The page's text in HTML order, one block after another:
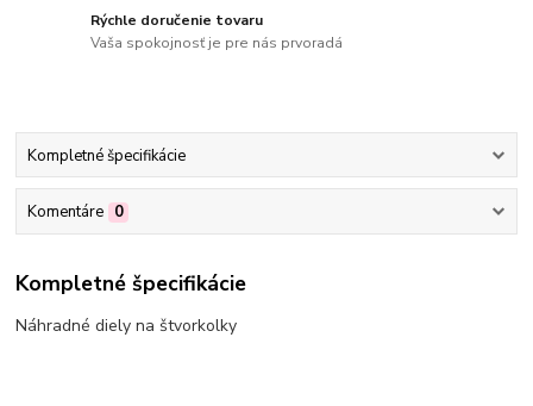
Rýchle doručenie tovaru
Vaša spokojnosť je pre nás prvoradá
Kompletné špecifikácie
Komentáre 0
Kompletné špecifikácie
Náhradné diely na štvorkolky